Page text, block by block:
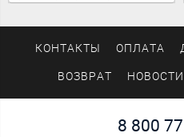
КОНТАКТЫ ОПЛАТА
ВОЗВРАТ НОВОСТИ
8 800